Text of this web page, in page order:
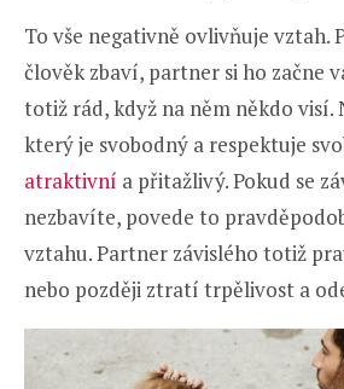
To vše negativně ovlivňuje vztah.
člověk zbaví, partner si ho začne
totiž rád, když na něm někdo visí.
který je svobodný a respektuje
atraktivní a přitažlivý. Pokud se
nezbavíte, povede to
vztahu. Partner závislého totiž
nebo později ztratí trpělivost a